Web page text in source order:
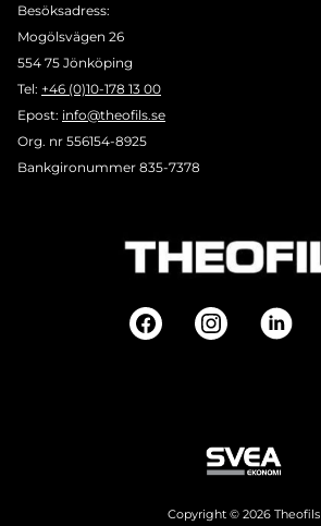
Besöksadress:
Mogölsvägen 26
554 75 Jönköping
Tel: +46 (0)10-178 13 00
Epost: info@theofils.se
Org. nr 556154-8925
Bankgironummer 835-7378
Copyright © 2026 Theofils